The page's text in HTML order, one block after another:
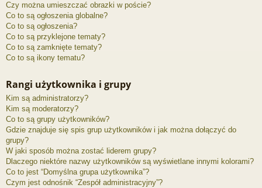
Czy można umieszczać obrazki w poście?
Co to są ogłoszenia globalne?
Co to są ogłoszenia?
Co to są przyklejone tematy?
Co to są zamknięte tematy?
Co to są ikony tematu?
Rangi użytkownika i grupy
Kim są administratorzy?
Kim są moderatorzy?
Co to są grupy użytkowników?
Gdzie znajduje się spis grup użytkowników i jak można dołączyć do
grupy?
W jaki sposób można zostać liderem grupy?
Dlaczego niektóre nazwy użytkowników są wyświetlane innymi kolorami?
Co to jest “Domyślna grupa użytkownika”?
Czym jest odnośnik “Zespół administracyjny”?